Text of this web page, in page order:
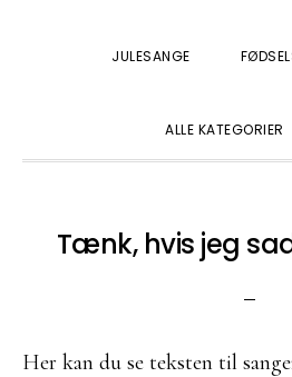
JULESANGE
ALLE KATEGORIER
Tænk, hvis jeg
Her kan du se teksten til